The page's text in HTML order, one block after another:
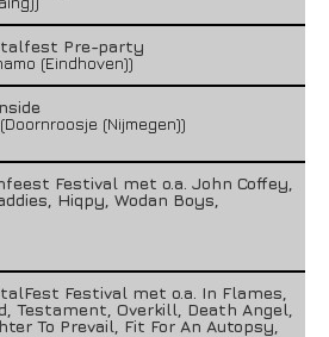
Pre-party
(Eindhoven))
(Nijmegen))
Festival met o.a. John Coffey,
Hiqpy, Wodan Boys,
Festival met o.a. In Flames,
Testament, Overkill, Death Angel,
To Prevail, Fit For An Autopsy,